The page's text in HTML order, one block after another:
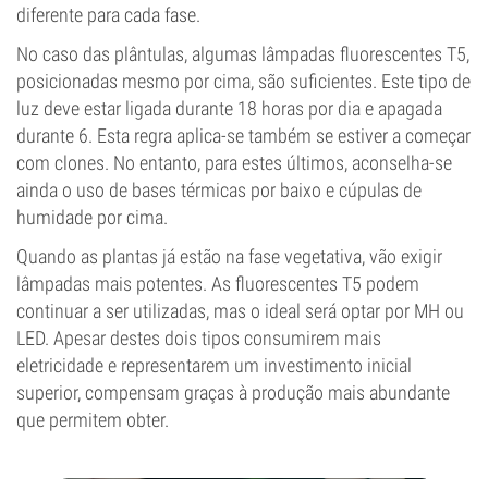
diferente para cada fase.
No caso das plântulas, algumas lâmpadas fluorescentes T5,
posicionadas mesmo por cima, são suficientes. Este tipo de
luz deve estar ligada durante 18 horas por dia e apagada
durante 6. Esta regra aplica-se também se estiver a começar
com clones. No entanto, para estes últimos, aconselha-se
ainda o uso de bases térmicas por baixo e cúpulas de
humidade por cima.
Quando as plantas já estão na fase vegetativa, vão exigir
lâmpadas mais potentes. As fluorescentes T5 podem
continuar a ser utilizadas, mas o ideal será optar por MH ou
LED. Apesar destes dois tipos consumirem mais
eletricidade e representarem um investimento inicial
superior, compensam graças à produção mais abundante
que permitem obter.